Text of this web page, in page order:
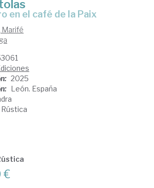
en el café de la Paix
Marifé
2025
León. España
Rústica
€